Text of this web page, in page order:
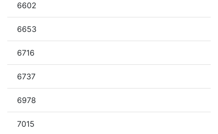
6602
6653
6716
6737
6978
7015